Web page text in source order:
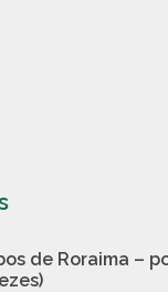
de Roraima –